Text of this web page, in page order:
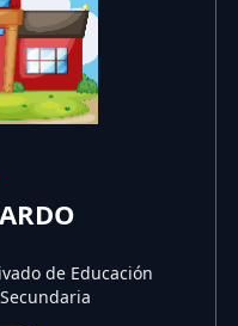
de Educación